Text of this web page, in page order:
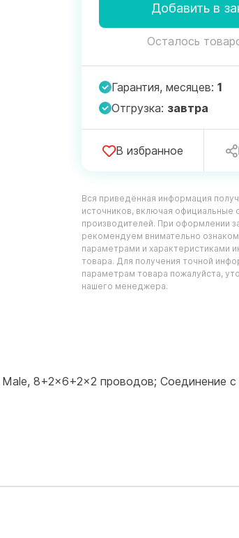
Добавить в
Осталось
Гарантия, месяцев: 1
Отгрузка: завтра
В избранное
Вся приведённая информация
источников, включая официальные
производителей. При оформлении
рекомендуем внимательно
параметрами и характеристиками
товара. Для получения точной
параметрам товара пожалуйста,
нашего менеджера.
8+2x6+2x2 проводов; Соединение